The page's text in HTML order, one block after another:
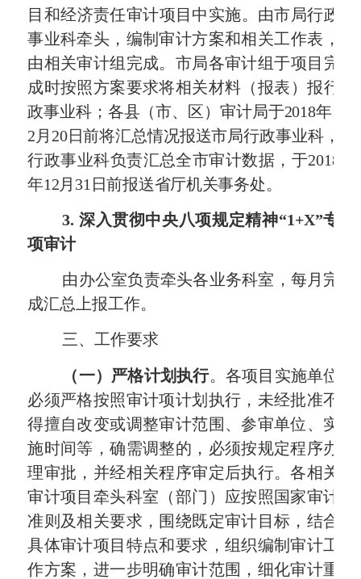
目 和经济责任审计项目中实施。由市局行政
事业科牵头，编制审计方案和相关工作表，
由相关审计组完成。市局各审计组于项目完
成时按照方案要求将相关材料（报表）报行
政事业科；各县（市、区）审计局于2018年1
2 月 20日前将汇总情况报送市局行政事业科，
行政事业科负责汇总全市审计数据，于2018
年12月 31 日前报送省厅机关事务处。
3. 深入贯彻中央八项规定精神“1+X”专
项审计
由办公室负责牵头各业务科室，每月完
成汇总上报工作。
三、工作要求
（一）严格计划执行。 各项目实施单位
必须严格按照审计项计划执行，未经批准不
得擅自改变或调整审计范围、参审单位、实
施时间等，确需调整的，必须按规定程序办
理审批，并经相关程序审定后执行。各相关
审计项目牵头科室（部门）应按照国家审计
准则及相关要求，围绕既定审计目标，结合
具体审计项目特点和要求，组织编制审计工
作方案，进一步明确审计范围，细化审计重